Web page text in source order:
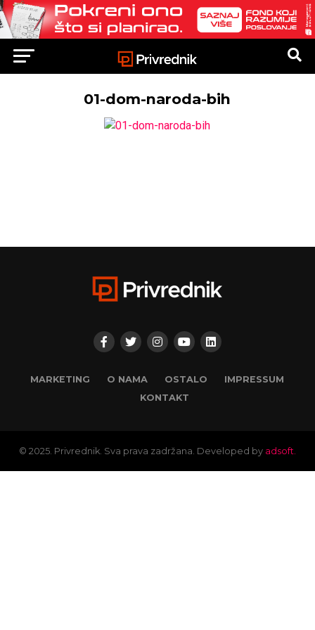
01-dom-naroda-bih
MARKETING O NAMA OSTALO
IMPRESSUM
KONTAKT
© 2025. Privrednik. Sva prava zadržana. Developed by adsoft.